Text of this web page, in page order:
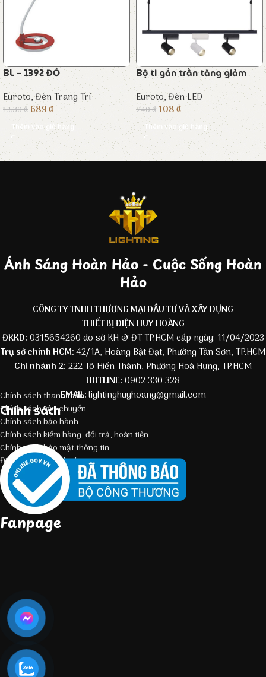
BL – 1392 ĐỎ
Euroto,Đèn Trang Trí
1.530₫ 689₫
Thêm vào giỏ hàng
Bộ ti gắn trần tăng giảm
Euroto,Đèn LED
240₫108₫
Thêm vào giỏ hàng
Ánh Sáng Hoàn Hảo - Cuộc Sống Hoàn
Hảo
CÔNG TY TNHH THƯƠNG MẠI ĐẦU TƯ VÀ XÂY DỰNG
THIẾT BỊ ĐIỆN HUY HOÀNG
ĐKKD: 0315654260 do sở KH & ĐT TP.HCM cấp ngày: 11/04/2023
Trụ sở chính HCM:42/1A, Hoàng Bật Đạt, Phường Tân Sơn, TP.HCM
Chi nhánh 2: 222 Tô Hiến Thành, Phường Hoà Hưng, TP.HCM
HOTLINE: 0902 330 328
EMAIL:lightinghuyhoang@gmail.com
Chính sách
Chính sách thanh toán
Chính sách vận chuyển
Chính sách bảo hành
Chính sách kiểm hàng, đổi trả, hoàn tiền
Chính sách bảo mật thông tin
Điều kiện giao dịch chung
Fanpage